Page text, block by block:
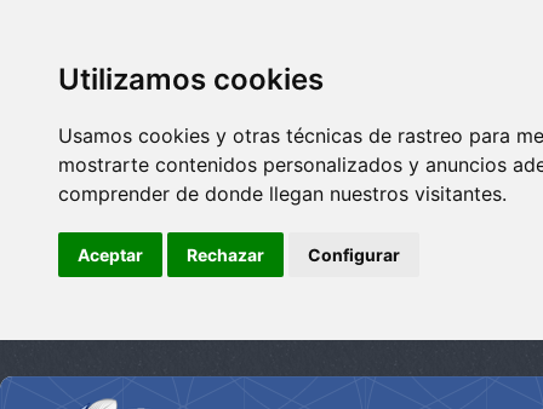
Utilizamos cookies
Usamos cookies y otras técnicas de rastreo para
mostrarte contenidos personalizados y anuncios
comprender de donde llegan nuestros visitantes.
Aceptar Rechazar Configurar